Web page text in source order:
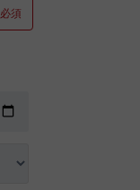
必須